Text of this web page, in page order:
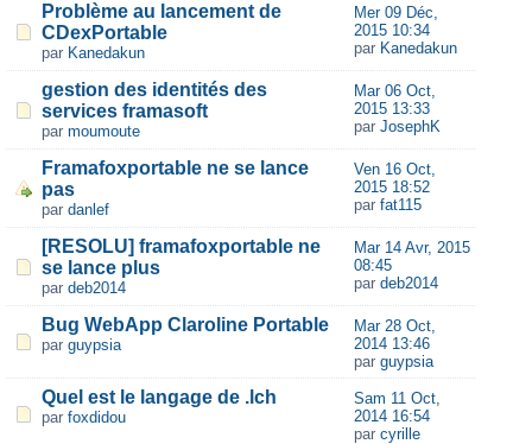
Problème au lancement de
CDexPortable
par Kanedakun
Mer 09 Déc,
2015 10:34
par Kanedakun
gestion des identités des
services framasoft
par moumoute
Mar 06 Oct,
2015 13:33
par JosephK
Framafoxportable ne se lance
pas
par danlef
Ven 16 Oct,
2015 18:52
par fat115
[RESOLU] framafoxportable ne
se lance plus
par deb2014
Mar 14 Avr, 2015
08:45
par deb2014
Bug WebApp Claroline Portable
par guypsia
Mar 28 Oct,
2014 13:46
par guypsia
Quel est le langage de .lch
par foxdidou
Sam 11 Oct,
2014 16:54
par cyrille